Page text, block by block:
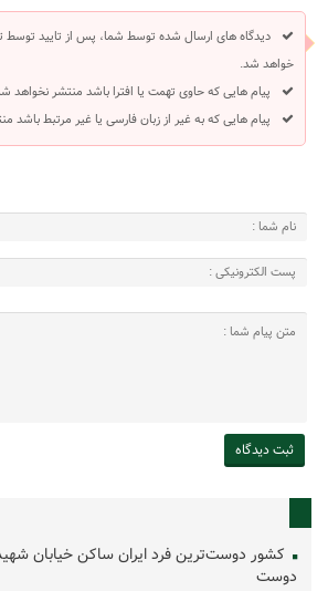
دیدگاه های ارسال شده توسط شما، پس از تایید
خواهد شد.
پیام هایی که حاوی تهمت یا افترا باشد منتشر نخواهد
پیام هایی که به غیر از زبان فارسی یا غیر مرتبط باشد
کشور دوست‌ترین فرد ایران ساکن خیابان
دوست